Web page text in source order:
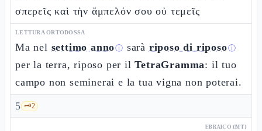
σπερεῖς καὶ τὴν ἄμπελόν σου οὐ τεμεῖς
LETTURA ORTODOSSA
Ma nel settimo annoⓘ sarà riposo di riposoⓘ
per la terra, riposo per ilTetraGramma: il tuo
campo non seminerai e la tua vigna non poterai.
5 🗝️2
EBRAICO (MT)